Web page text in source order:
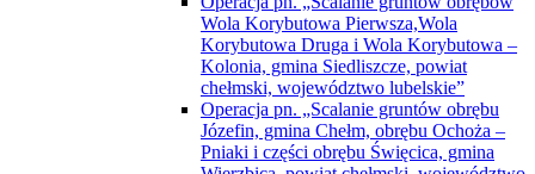
Wola Korybutowa Pierwsza,Wola
Korybutowa Druga i Wola Korybutowa –
Kolonia, gmina Siedliszcze, powiat
chełmski, województwo lubelskie”
Operacja pn. „Scalanie gruntów obrębu
Józefin, gmina Chełm, obrębu Ochoża –
Pniaki i części obrębu Święcica, gmina